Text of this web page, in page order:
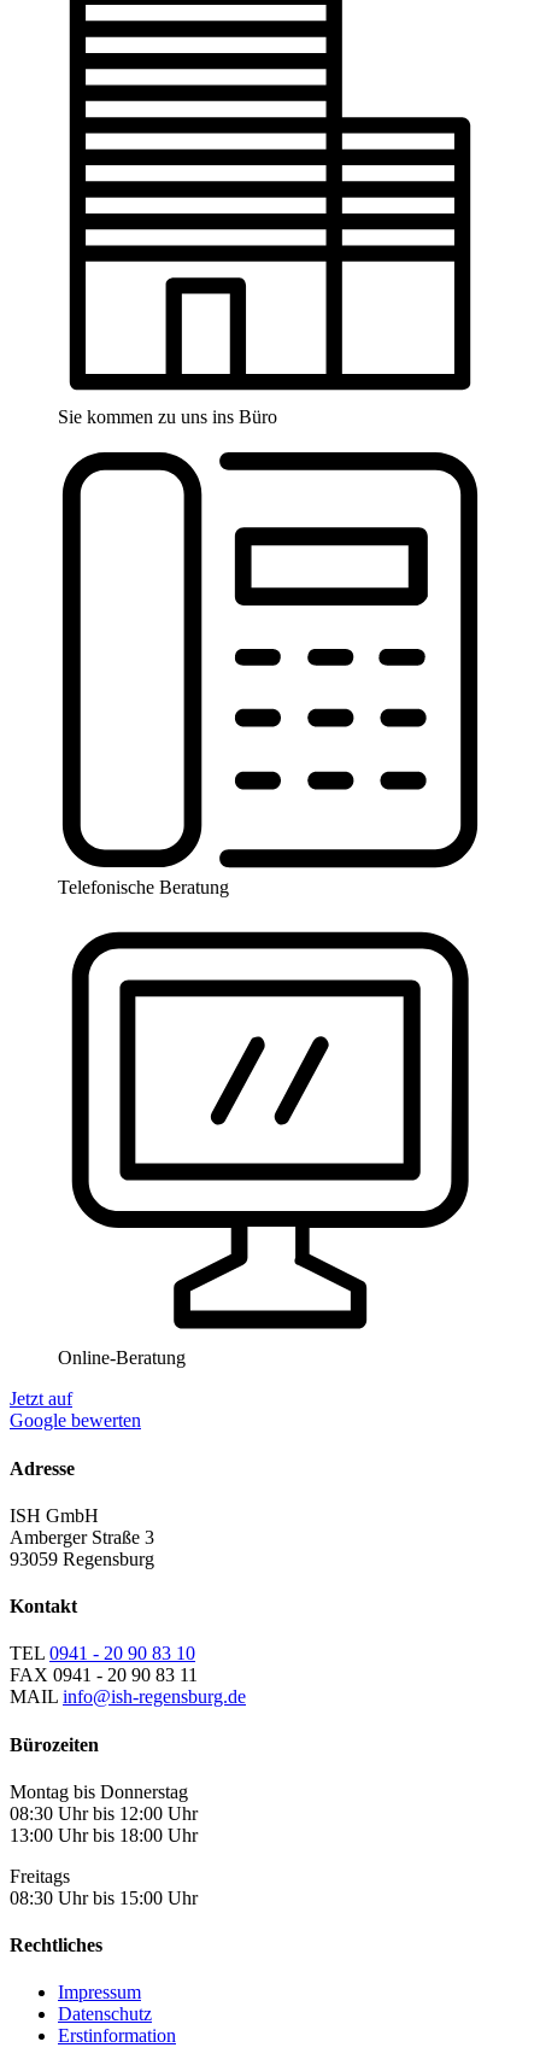
Sie kommen zu uns ins Büro
Telefonische Beratung
Online-Beratung
Jetzt auf
Google bewerten
Adresse
ISH GmbH
Amberger Straße 3
93059 Regensburg
Kontakt
TEL 0941 - 20 90 83 10
FAX 0941 - 20 90 83 11
MAIL info@ish-regensburg.de
Bürozeiten
Montag bis Donnerstag
08:30 Uhr bis 12:00 Uhr
13:00 Uhr bis 18:00 Uhr
Freitags
08:30 Uhr bis 15:00 Uhr
Rechtliches
Impressum
Datenschutz
Erstinformation